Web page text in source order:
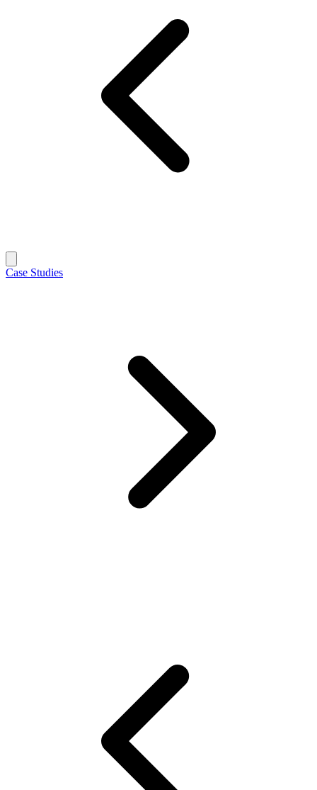
Case Studies